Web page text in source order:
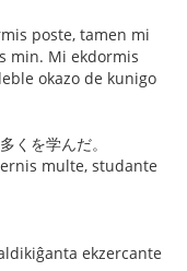
poste, tamen mi
min. Mi ekdormis
okazo de kunigo
くを学んだ。
multe, studante
ekzercante